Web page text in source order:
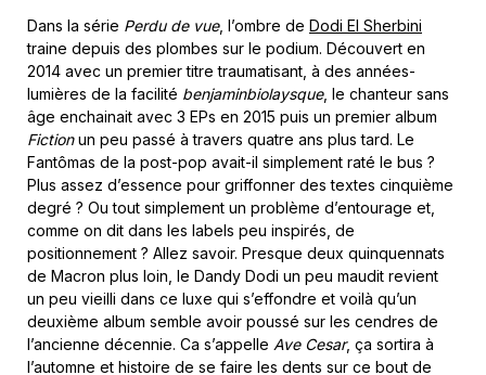
Dans la série Perdu de vue, l’ombre de Dodi El Sherbini
traine depuis des plombes sur le podium. Découvert en
2014 avec un premier titre traumatisant, à des années-
lumières de la facilité benjaminbiolaysque, le chanteur sans
âge enchainait avec 3 EPs en 2015 puis un premier album
Fictionun peu passé à travers quatre ans plus tard. Le
Fantômas de la post-pop avait-il simplement raté le bus ?
Plus assez d’essence pour griffonner des textes cinquième
degré ? Ou tout simplement un problème d’entourage et,
comme on dit dans les labels peu inspirés, de
positionnement ? Allez savoir. Presque deux quinquennats
de Macron plus loin, le Dandy Dodi un peu maudit revient
un peu vieilli dans ce luxe qui s’effondre et voilà qu’un
deuxième album semble avoir poussé sur les cendres de
l’ancienne décennie. Ca s’appelle Ave Cesar, ça sortira à
l’automne et histoire de se faire les dents sur ce bout de